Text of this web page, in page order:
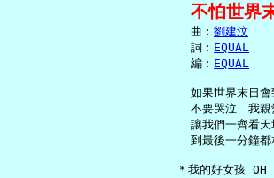
不怕世界
     曲︰
劉建汶
     詞︰
EQUAL
     編︰
EQUAL
如果世界末日會
不要哭泣　我親
讓我們一齊看天
到最後一分鐘都
＊我的好女孩 OH